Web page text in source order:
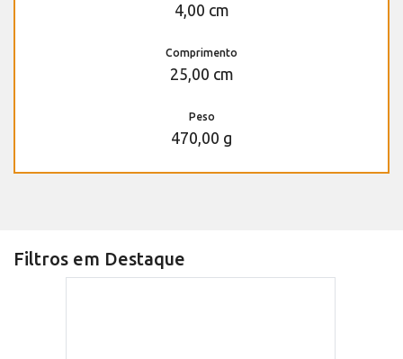
4,00 cm
Comprimento
25,00 cm
Peso
470,00 g
Filtros em Destaque